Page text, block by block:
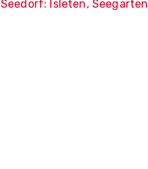
Seedorf: Isleten, Seegarten